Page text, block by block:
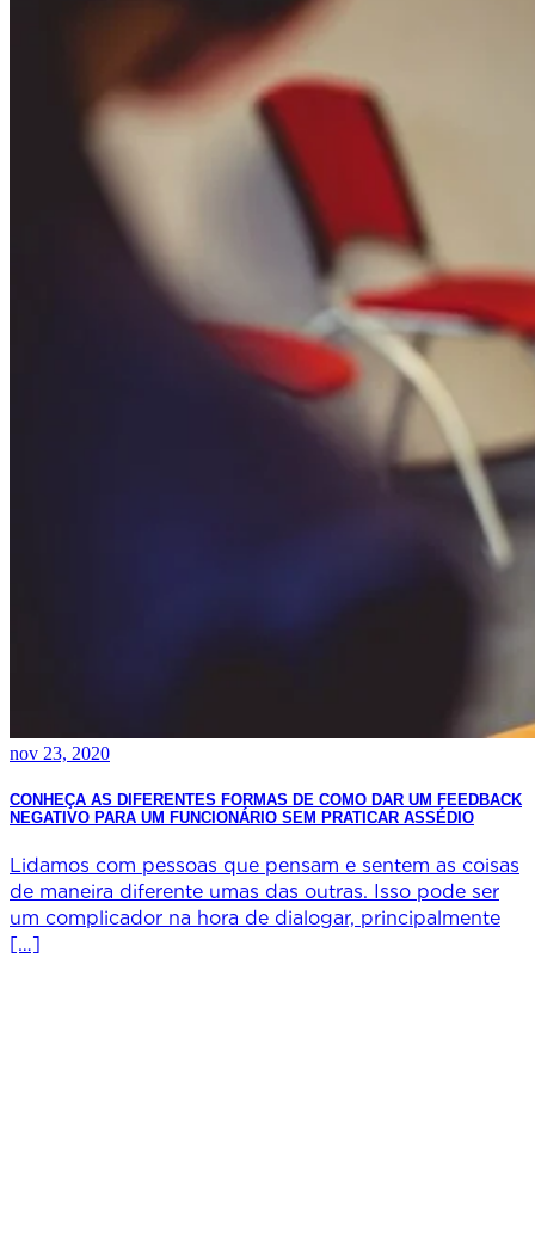
nov 23, 2020
CONHEÇA AS DIFERENTES FORMAS DE COMO DAR UM FEEDBACK
NEGATIVO PARA UM FUNCIONÁRIO SEM PRATICAR ASSÉDIO
Lidamos com pessoas que pensam e sentem as coisas
de maneira diferente umas das outras. Isso pode ser
um complicador na hora de dialogar, principalmente
[…]